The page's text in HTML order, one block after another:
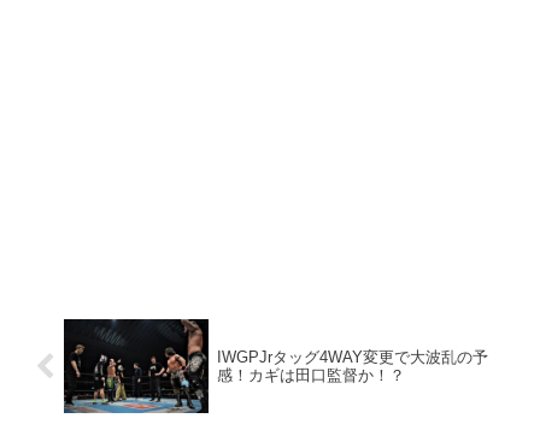
IWGPJrタッグ4WAY変更で大波乱の予
感！カギは田口監督か！？